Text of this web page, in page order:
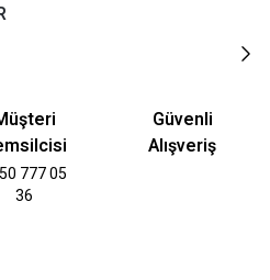
777 05
36
Güvenli
Alışveriş